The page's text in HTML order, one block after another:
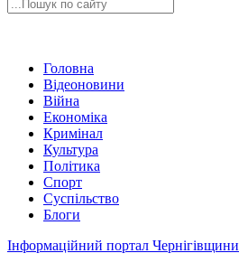
Головна
Відеоновини
Війна
Економіка
Кримінал
Культура
Політика
Спорт
Суспільство
Блоги
Інформаційний портал Чернігівщини